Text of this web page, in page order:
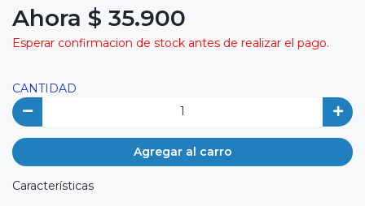
Ahora $ 35.900
Esperar confirmacion de stock antes de realizar el pago.
CANTIDAD
Agregar al carro
Características